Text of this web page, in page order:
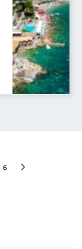
6
Pagina successiva